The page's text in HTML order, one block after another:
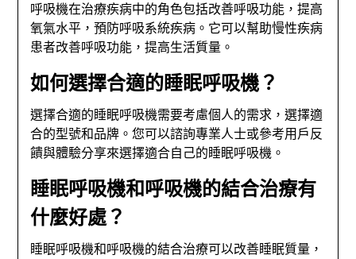
呼吸機在治療疾病中的角色包括改善呼吸功能，提高
氧氣水平，預防呼吸系統疾病。它可以幫助慢性疾病
患者改善呼吸功能，提高生活質量。
如何選擇合適的睡眠呼吸機？
選擇合適的睡眠呼吸機需要考慮個人的需求，選擇適
合的型號和品牌。您可以諮詢專業人士或參考用戶反
饋與體驗分享來選擇適合自己的睡眠呼吸機。
睡眠呼吸機和呼吸機的結合治療有
什麼好處？
睡眠呼吸機和呼吸機的結合治療可以改善睡眠質量，